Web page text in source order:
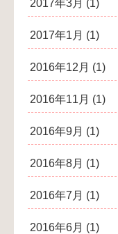
2017年3月 (1)
2017年1月 (1)
2016年12月 (1)
2016年11月 (1)
2016年9月 (1)
2016年8月 (1)
2016年7月 (1)
2016年6月 (1)